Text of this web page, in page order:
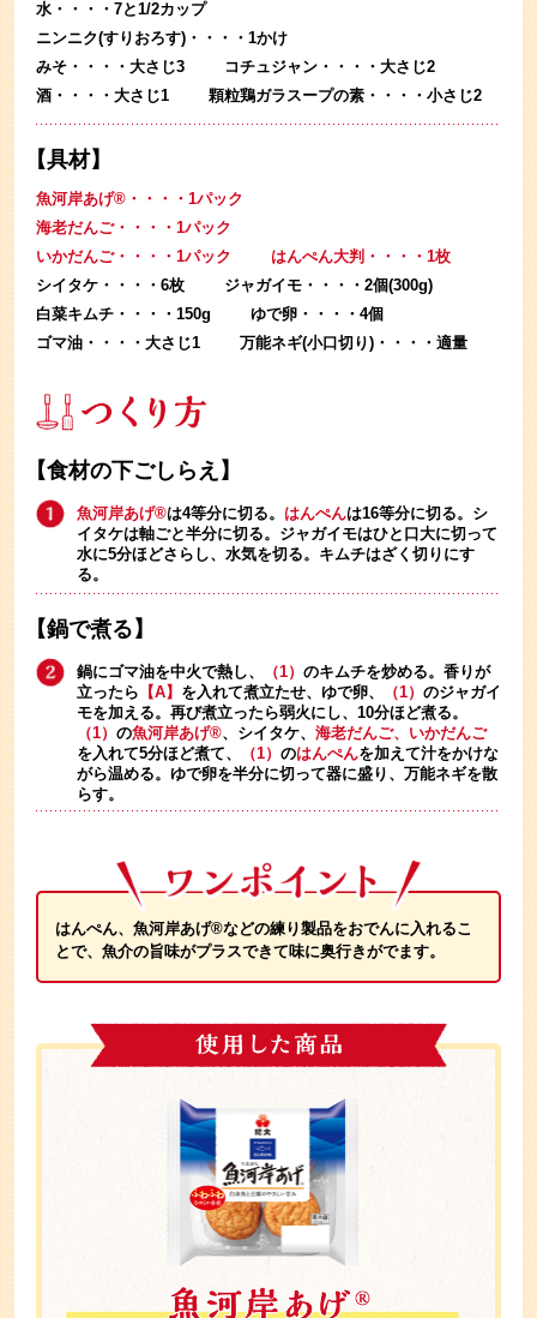
水・・・・7と1/2カップ
ニンニク(すりおろす)・・・・1かけ
みそ・・・・大さじ3
コチュジャン・・・・大さじ2
酒・・・・大さじ1
顆粒鶏ガラスープの素・・・・小さじ2
【具材】
魚河岸あげ®・・・・1パック
海老だんご・・・・1パック
いかだんご・・・・1パック
はんぺん大判・・・・1枚
シイタケ・・・・6枚
ジャガイモ・・・・2個(300g)
白菜キムチ・・・・150g
ゆで卵・・・・4個
ゴマ油・・・・大さじ1
万能ネギ(小口切り)・・・・適量
【食材の下ごしらえ】
魚河岸あげ®は4等分に切る。 はんぺんは16等分に切る。シ
イタケは軸ごと半分に切る。ジャガイモはひと口大に切って
水に5分ほどさらし、水気を切る。キムチはざく切りにす
る。
【鍋で煮る】
鍋にゴマ油を中火で熱し、 （1） のキムチを炒める。香りが
立ったら 【A】 を入れて煮立たせ、ゆで卵、 （1） のジャガイ
モを加える。再び煮立ったら弱火にし、10分ほど煮る。
（1） の魚河岸あげ®、シイタケ、 海老だんご、いかだんご
を入れて5分ほど煮て、
（1） のはんぺんを加えて汁をかけな
がら温める。ゆで卵を半分に切って器に盛り、万能ネギを散
らす。
はんぺん、魚河岸あげ®などの練り製品をおでんに入れるこ
とで、 魚介の旨味がプラスできて味に奥行きがでます。